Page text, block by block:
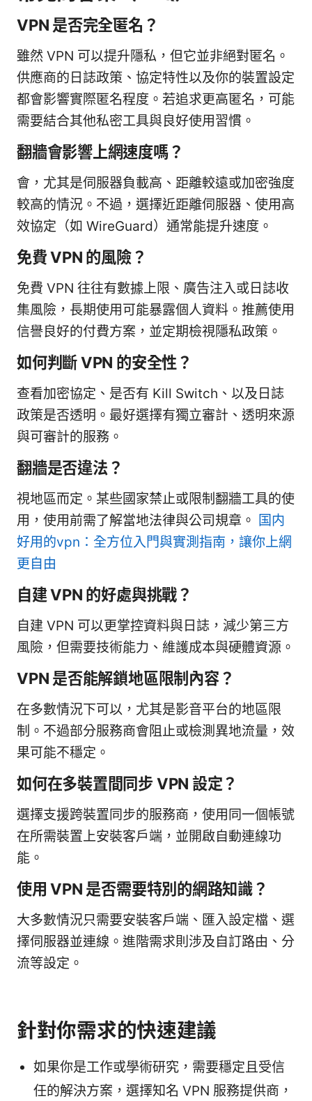
VPN 是否完全匿名？
雖然 VPN 可以提升隱私，但它並非絕對匿名。
供應商的日誌政策、協定特性以及你的裝置設定
都會影響實際匿名程度。若追求更高匿名，可能
需要結合其他私密工具與良好使用習慣。
翻牆會影響上網速度嗎？
會，尤其是伺服器負載高、距離較遠或加密強度
較高的情況。不過，選擇近距離伺服器、使用高
效協定（如 WireGuard）通常能提升速度。
免費 VPN 的風險？
免費 VPN 往往有數據上限、廣告注入或日誌收
集風險，長期使用可能暴露個人資料。推薦使用
信譽良好的付費方案，並定期檢視隱私政策。
如何判斷 VPN 的安全性？
查看加密協定、是否有 Kill Switch、以及日誌
政策是否透明。最好選擇有獨立審計、透明來源
與可審計的服務。
翻牆是否違法？
視地區而定。某些國家禁止或限制翻牆工具的使
用，使用前需了解當地法律與公司規章。
国内
好用的vpn：全方位入門與實測指南，讓你上網
更自由
自建 VPN 的好處與挑戰？
自建 VPN 可以更掌控資料與日誌，減少第三方
風險，但需要技術能力、維護成本與硬體資源。
VPN 是否能解鎖地區限制內容？
在多數情況下可以，尤其是影音平台的地區限
制。不過部分服務商會阻止或檢測異地流量，效
果可能不穩定。
如何在多裝置間同步 VPN 設定？
選擇支援跨裝置同步的服務商，使用同一個帳號
在所需裝置上安裝客戶端，並開啟自動連線功
能。
使用 VPN 是否需要特別的網路知識？
大多數情況只需要安裝客戶端、匯入設定檔、選
擇伺服器並連線。進階需求則涉及自訂路由、分
流等設定。
針對你需求的快速建議
如果你是工作或學術研究，需要穩定且受信
任的解決方案，選擇知名 VPN 服務提供商，